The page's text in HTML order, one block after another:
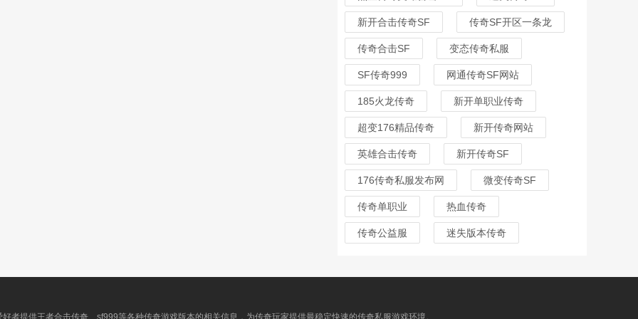
新开合击传奇SF 传奇SF开区一条龙
传奇合击SF 变态传奇私服
SF传奇999 网通传奇SF网站
185火龙传奇 新开单职业传奇
超变176精品传奇 新开传奇网站
英雄合击传奇 新开传奇SF
176传奇私服发布网 微变传奇SF
传奇单职业 热血传奇
传奇公益服 迷失版本传奇
者提供王者合击传奇、sf999等各种传奇游戏版本的相关信息，为传奇玩家提供最稳定快速的传奇私服游戏环境。